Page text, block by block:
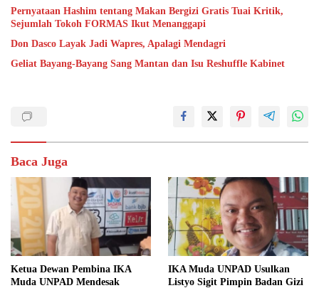
Pernyataan Hashim tentang Makan Bergizi Gratis Tuai Kritik,
Sejumlah Tokoh FORMAS Ikut Menanggapi
Don Dasco Layak Jadi Wapres, Apalagi Mendagri
Geliat Bayang-Bayang Sang Mantan dan Isu Reshuffle Kabinet
Baca Juga
Ketua Dewan Pembina IKA
Muda UNPAD Mendesak
IKA Muda UNPAD Usulkan
Listyo Sigit Pimpin Badan Gizi